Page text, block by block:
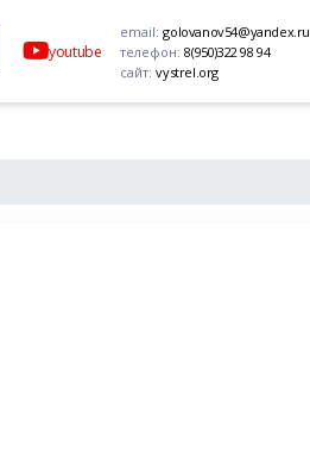
youtube
email:golovanov54@yandex.ru
телефон:8(950)322 98 94
сайт:vystrel.org